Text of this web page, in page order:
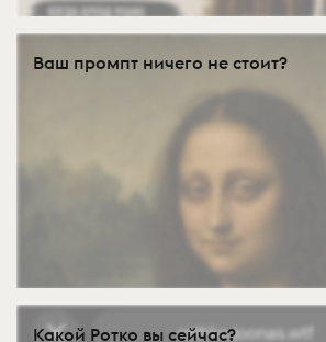
Ваш промпт ничего не стоит?
Какой Ротко вы сейчас?